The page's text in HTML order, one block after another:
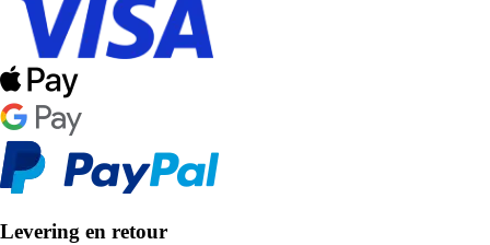
Levering en retour